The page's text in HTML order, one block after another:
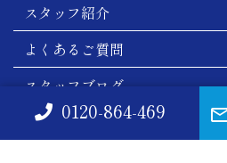
0120-864-469
スタッフ紹介
よくあるご質問
スタッフブログ
会社概要